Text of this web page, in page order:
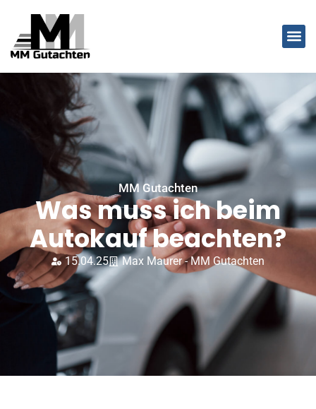
MM Gutachten
Was muss ich beim
Autokauf beachten?
15.04.25 Max Maurer - MM Gutachten